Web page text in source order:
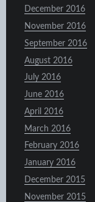
December 2016
November 2016
September 2016
August 2016
July 2016
June 2016
April 2016
March 2016
February 2016
January 2016
December 2015
November 2015